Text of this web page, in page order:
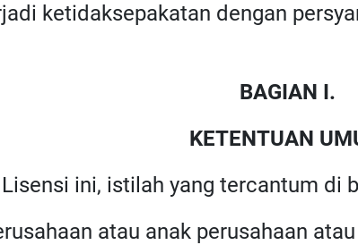
ketidaksepakatan dengan
BAGIAN I.
KETENTUAN
ini, istilah yang tercantum di
atau anak perusahaan